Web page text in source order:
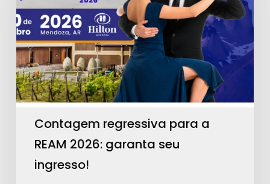
a
REAM
2026:
garanta
seu
ingresso!
Contagem regressiva para a
REAM 2026: garanta seu
ingresso!